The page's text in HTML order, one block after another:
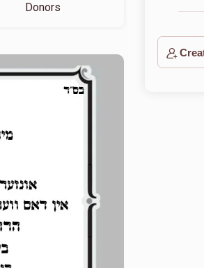
Donors